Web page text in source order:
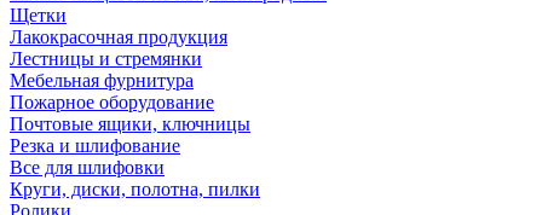
Щетки
Лакокрасочная продукция
Лестницы и стремянки
Мебельная фурнитура
Пожарное оборудование
Почтовые ящики, ключницы
Резка и шлифование
Все для шлифовки
Круги, диски, полотна, пилки
Ролики